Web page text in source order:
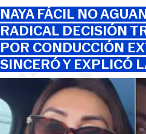
NAYA FÁCIL NO
RADICAL DECISIÓN
POR CONDUCCIÓN
SINCERÓ Y EXPLICÓ